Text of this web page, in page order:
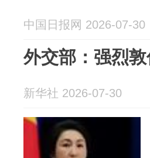
中国日报网 2026-07-30
外交部：强烈
新华社 2026-07-30